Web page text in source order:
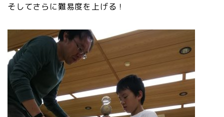
そしてさらに難易度を上げる！